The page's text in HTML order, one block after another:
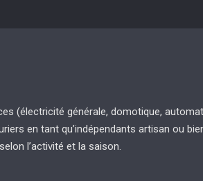
(électricité générale, domotique,
en tant qu’indépendants artisan ou
l’activité et la saison.